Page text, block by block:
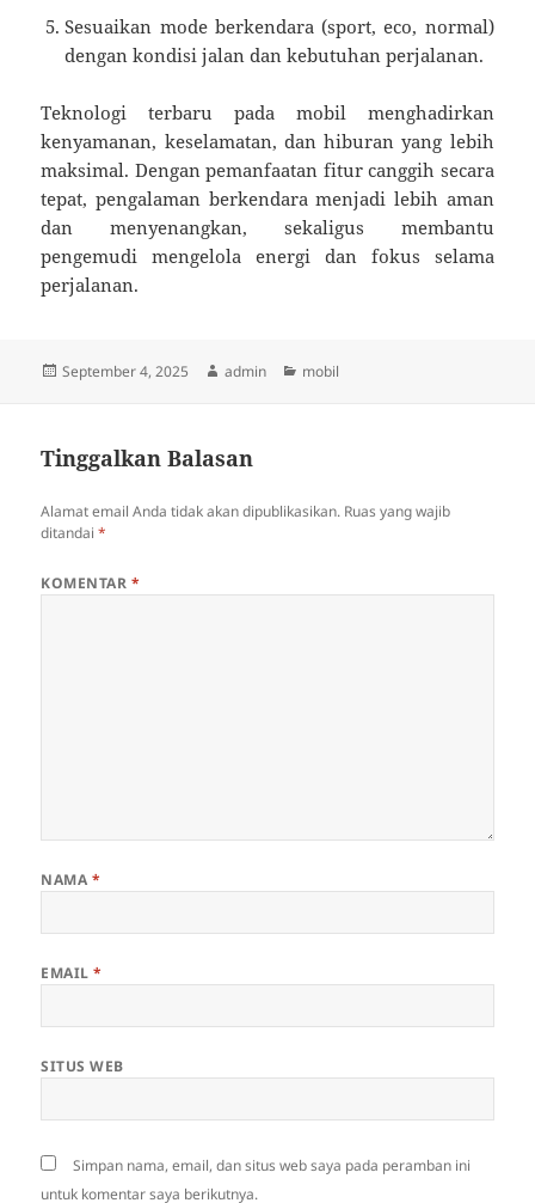
Sesuaikan mode berkendara (sport, eco, normal)
dengan kondisi jalan dan kebutuhan perjalanan.
Teknologi terbaru pada mobil menghadirkan
kenyamanan, keselamatan, dan hiburan yang lebih
maksimal. Dengan pemanfaatan fitur canggih secara
tepat, pengalaman berkendara menjadi lebih aman
dan menyenangkan, sekaligus membantu
pengemudi mengelola energi dan fokus selama
perjalanan.
Diposkan
September 4, 2025 Penulis
admin Kategori
mobil
Tinggalkan Balasan
Alamat email Anda tidak akan dipublikasikan. Ruas yang wajib
ditandai*
KOMENTAR *
NAMA *
EMAIL*
SITUS WEB
Simpan nama, email, dan situs web saya pada peramban ini
untuk komentar saya berikutnya.